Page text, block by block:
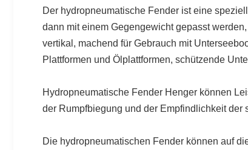
Der hydropneumatische Fender ist eine
dann mit einem Gegengewicht gepasst
vertikal, machend für Gebrauch mit
Plattformen und Ölplattformen, schützende
Hydropneumatische Fender Henger können
der Rumpfbiegung und der Empfindlichkeit der
Die hydropneumatischen Fender können auf